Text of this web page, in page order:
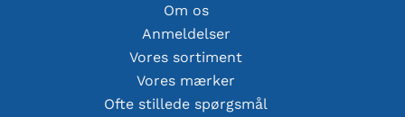
Om os
Anmeldelser
Vores sortiment
Vores mærker
Ofte stillede spørgsmål